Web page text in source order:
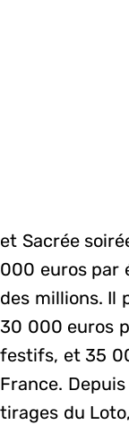
et Sacrée
000 euros par
des millions. Il
30 000 euros
festifs, et 35
France.
tirages du